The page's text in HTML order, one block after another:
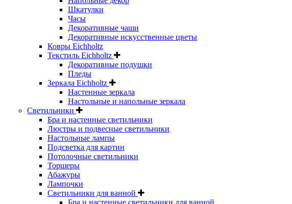
Шкатулки
Часы
Декоративные чаши
Декоративные искусственные цветы
Ковры Eichholtz
Текстиль Eichholtz
Декоративные подушки
Пледы
Зеркала Eichholtz
Настенные зеркала
Настольные и напольные зеркала
Светильники
Бра и настенные светильники
Люстры и подвесные светильники
Настольные лампы
Подсветка для картин
Потолочные светильники
Торшеры
Абажуры
Лампочки
Светильники для ванной
Бра и настенные светильники для ванной